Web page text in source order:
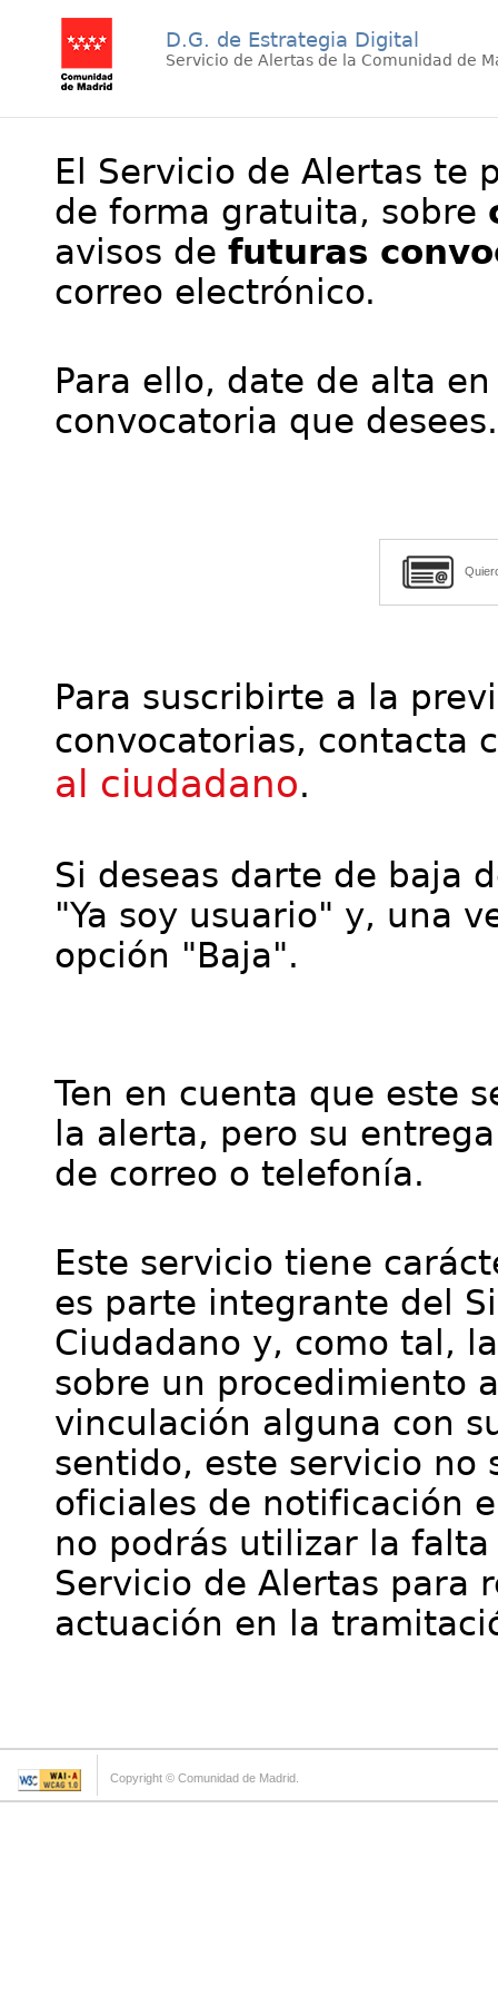
D.G. de Estrategia Digital
Servicio de Alertas de la Comunidad de
El Servicio de Alertas te
de forma gratuita, sobre
avisos de futuras
correo electrónico.
Para ello, date de alta
convocatoria que desees.
Para suscribirte a la
convocatorias, contacta
al ciudadano.
Si deseas darte de baja
"Ya soy usuario" y, una
opción "Baja".
Ten en cuenta que este
la alerta, pero su
de correo o telefonía.
Este servicio tiene
es parte integrante del
Ciudadano y, como tal,
sobre un procedimiento
vinculación alguna con
sentido, este servicio no
oficiales de notificación
no podrás utilizar la
Servicio de Alertas para
actuación en la
Copyright © Comunidad de Madrid.